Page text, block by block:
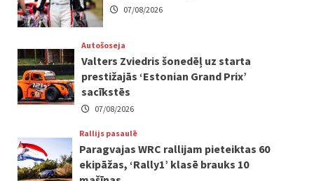
07/08/2026
Autošoseja
Valters Zviedris šonedēļ uz starta
prestižajās ‘Estonian Grand Prix’
sacīkstēs
07/08/2026
Rallijs pasaulē
Paragvajas WRC rallijam pieteiktas 60
ekipāžas, ‘Rally1’ klasē brauks 10